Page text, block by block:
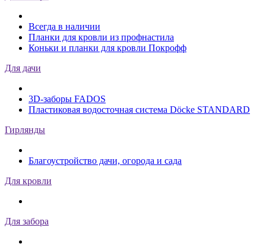
Всегда в наличии
Планки для кровли из профнастила
Коньки и планки для кровли Покрофф
Для дачи
3D-заборы FADOS
Пластиковая водосточная система Döcke STANDARD
Гирлянды
Благоустройство дачи, огорода и сада
Для кровли
Для забора